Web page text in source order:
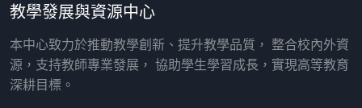
教學發展與資源中心
本中心致力於推動教學創新、提升教學品質， 整合校內外資
源，支持教師專業發展， 協助學生學習成長，實現高等教育
深耕目標。